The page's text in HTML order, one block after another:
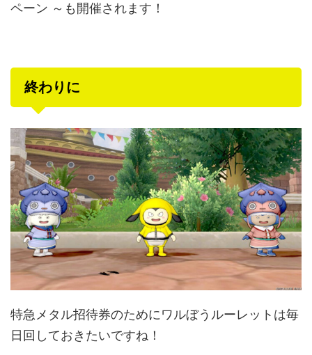
ペーン ～も開催されます！
終わりに
特急メタル招待券のためにワルぼうルーレットは毎
日回しておきたいですね！